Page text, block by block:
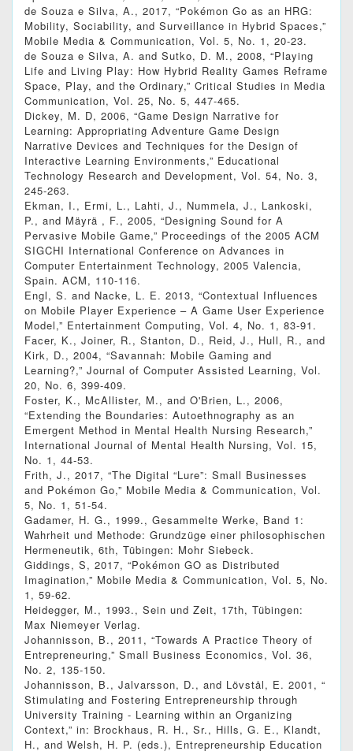
de Souza e Silva, A., 2017, “Pokémon Go as an HRG:
Mobility, Sociability, and Surveillance in Hybrid Spaces,”
Mobile Media & Communication, Vol. 5, No. 1, 20-23.
de Souza e Silva, A. and Sutko, D. M., 2008, “Playing
Life and Living Play: How Hybrid Reality Games Reframe
Space, Play, and the Ordinary,” Critical Studies in Media
Communication, Vol. 25, No. 5, 447-465.
Dickey, M. D, 2006, “Game Design Narrative for
Learning: Appropriating Adventure Game Design
Narrative Devices and Techniques for the Design of
Interactive Learning Environments,” Educational
Technology Research and Development, Vol. 54, No. 3,
245-263.
Ekman, I., Ermi, L., Lahti, J., Nummela, J., Lankoski,
P., and Mäyrä , F., 2005, “Designing Sound for A
Pervasive Mobile Game,” Proceedings of the 2005 ACM
SIGCHI International Conference on Advances in
Computer Entertainment Technology, 2005 Valencia,
Spain. ACM, 110-116.
Engl, S. and Nacke, L. E. 2013, “Contextual Influences
on Mobile Player Experience – A Game User Experience
Model,” Entertainment Computing, Vol. 4, No. 1, 83-91.
Facer, K., Joiner, R., Stanton, D., Reid, J., Hull, R., and
Kirk, D., 2004, “Savannah: Mobile Gaming and
Learning?,” Journal of Computer Assisted Learning, Vol.
20, No. 6, 399-409.
Foster, K., McAllister, M., and O'Brien, L., 2006,
“Extending the Boundaries: Autoethnography as an
Emergent Method in Mental Health Nursing Research,”
International Journal of Mental Health Nursing, Vol. 15,
No. 1, 44-53.
Frith, J., 2017, “The Digital “Lure”: Small Businesses
and Pokémon Go,” Mobile Media & Communication, Vol.
5, No. 1, 51-54.
Gadamer, H. G., 1999., Gesammelte Werke, Band 1:
Wahrheit und Methode: Grundzüge einer philosophischen
Hermeneutik, 6th, Tübingen: Mohr Siebeck.
Giddings, S, 2017, “Pokémon GO as Distributed
Imagination,” Mobile Media & Communication, Vol. 5, No.
1, 59-62.
Heidegger, M., 1993., Sein und Zeit, 17th, Tübingen:
Max Niemeyer Verlag.
Johannisson, B., 2011, “Towards A Practice Theory of
Entrepreneuring,” Small Business Economics, Vol. 36,
No. 2, 135-150.
Johannisson, B., Jalvarsson, D., and Lövstål, E. 2001, “
Stimulating and Fostering Entrepreneurship through
University Training - Learning within an Organizing
Context,” in: Brockhaus, R. H., Sr., Hills, G. E., Klandt,
H., and Welsh, H. P. (eds.), Entrepreneurship Education